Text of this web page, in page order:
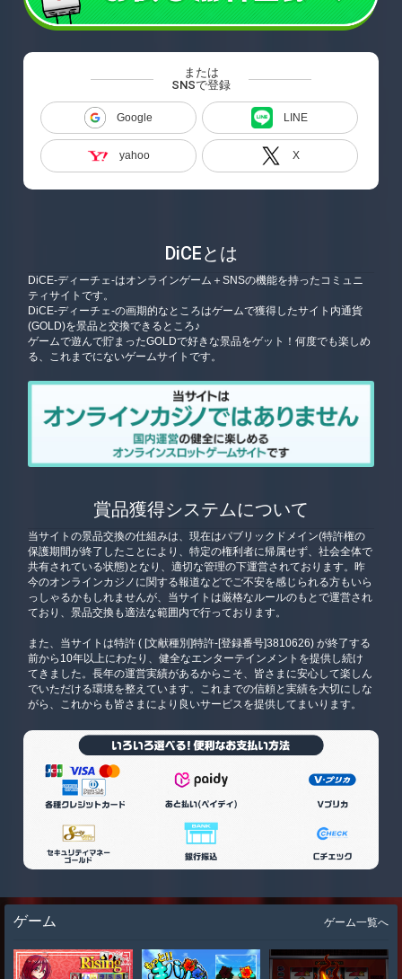
または
SNSで登録
Google LINE
yahoo X
DiCEとは
DiCE-ディーチェ-はオンラインゲーム＋SNSの機能を持ったコミュニ
ティサイトです。
DiCE-ディーチェ-の画期的なところはゲームで獲得したサイト内通貨
(GOLD)を景品と交換できるところ♪
ゲームで遊んで貯まったGOLDで好きな景品をゲット！何度でも楽しめ
る、これまでにないゲームサイトです。
賞品獲得システムについて
当サイトの景品交換の仕組みは、現在はパブリックドメイン(特許権の
保護期間が終了したことにより、特定の権利者に帰属せず、社会全体で
共有されている状態)となり、適切な管理の下運営されております。昨
今のオンラインカジノに関する報道などでご不安を感じられる方もいら
っしゃるかもしれませんが、当サイトは厳格なルールのもとで運営され
ており、景品交換も適法な範囲内で行っております。
また、当サイトは特許 ( [文献種別]特許-[登録番号]3810626) が終了する
前から10年以上にわたり、健全なエンターテインメントを提供し続け
てきました。長年の運営実績があるからこそ、皆さまに安心して楽しん
でいただける環境を整えています。これまでの信頼と実績を大切にしな
がら、これからも皆さまにより良いサービスを提供してまいります。
ゲーム ゲーム一覧へ